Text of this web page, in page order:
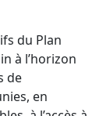
du Plan
à l’horizon
de
en